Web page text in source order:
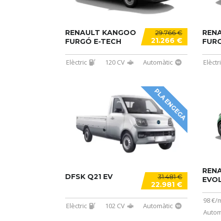
29.766 €
21.266 €
RENAULT KANGOO
FURGÓ E-TECH
Elèctric 120 CV Automàtic
PLA ENGEGA
31.481 €
22.981 €
DFSK Q21 EV
Elèctric 102 CV Automàtic
98 €/